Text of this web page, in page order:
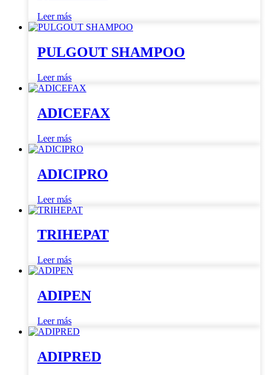
Leer más
PULGOUT SHAMPOO
Leer más
ADICEFAX
Leer más
ADICIPRO
Leer más
TRIHEPAT
Leer más
ADIPEN
Leer más
ADIPRED